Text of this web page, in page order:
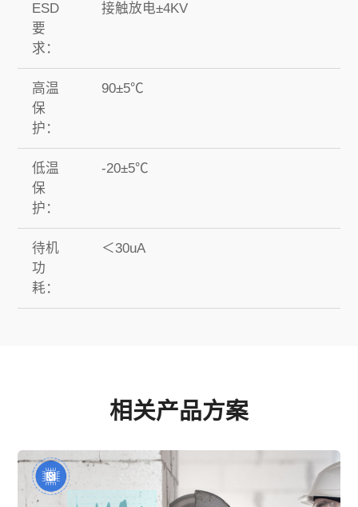
ESD
要
求：
接触放电±4KV
高温
保
护：
90±5℃
低温
保
护：
-20±5℃
待机
功
耗：
＜30uA
相关产品方案